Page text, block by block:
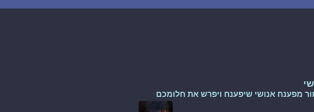
מפענח אנושי שיפענח ויפרש את חלומכם